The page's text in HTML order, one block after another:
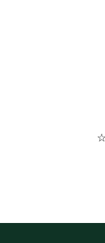
☆